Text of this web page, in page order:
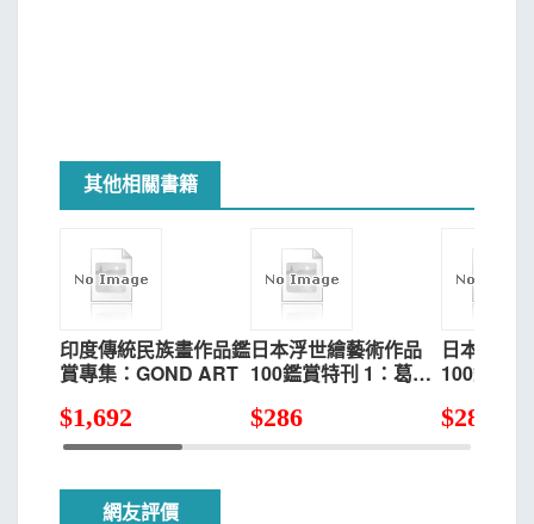
其他相關書籍
印度傳統民族畫作品鑑
賞專集：GOND ART
$1,692
日本浮世繪藝術作品
100鑑賞特刊 1：葛飾
$286
日本浮世
100鑑賞
飾北齋‧
$286
網友評價